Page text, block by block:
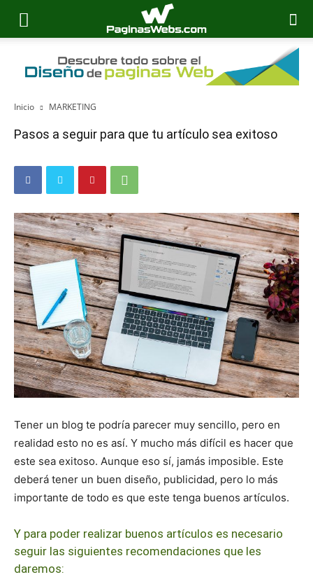
Inicio MARKETING
Pasos a seguir para que tu artículo sea exitoso
Tener un blog te podría parecer muy sencillo, pero en
realidad esto no es así. Y mucho más difícil es hacer que
este sea exitoso. Aunque eso sí, jamás imposible. Este
deberá tener un buen diseño, publicidad, pero lo más
importante de todo es que este tenga buenos artículos.
Y para poder realizar buenos artículos es necesario
seguir las siguientes recomendaciones que les
daremos: